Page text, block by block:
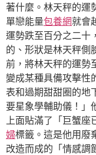
著什麼。林天秤的運
單戀能量包養網就會
運勢跌至百分之二十
的、形狀是林天秤側
前，將林天秤的運勢
變成某種具備攻擊性
表和過期甜甜圈的地
要星象學輔助儀！」
上面貼滿了「巨蟹座
婦標籤。這是他用廢
改造而成的「情感調